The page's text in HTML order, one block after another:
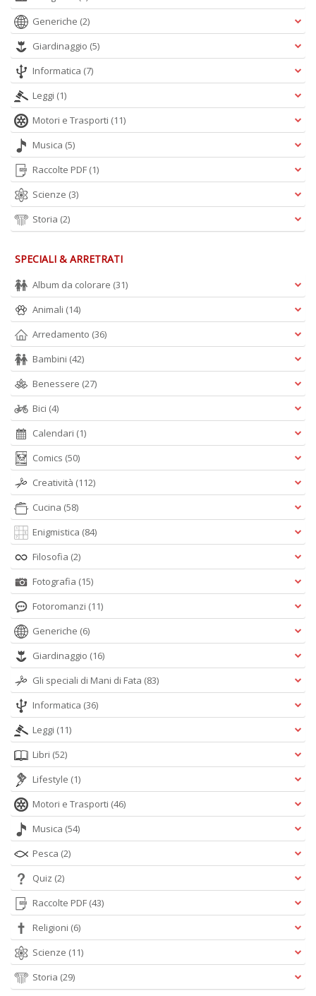
Generiche (2)
Giardinaggio (5)
Informatica (7)
Leggi (1)
Motori e Trasporti (11)
Musica (5)
Raccolte PDF (1)
Scienze (3)
Storia (2)
SPECIALI & ARRETRATI
Album da colorare (31)
Animali (14)
Arredamento (36)
Bambini (42)
Benessere (27)
Bici (4)
Calendari (1)
Comics (50)
Creatività (112)
Cucina (58)
Enigmistica (84)
Filosofia (2)
Fotografia (15)
Fotoromanzi (11)
Generiche (6)
Giardinaggio (16)
Gli speciali di Mani di Fata (83)
Informatica (36)
Leggi (11)
Libri (52)
Lifestyle (1)
Motori e Trasporti (46)
Musica (54)
Pesca (2)
Quiz (2)
Raccolte PDF (43)
Religioni (6)
Scienze (11)
Storia (29)